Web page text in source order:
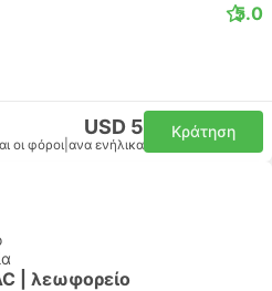
5.0
USD 5
οι φόροι ανα ενήλικα
Κράτηση
| λεωφορείο